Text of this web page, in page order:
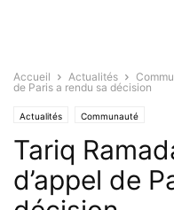
Accueil Actualités
de Paris a rendu sa décision
Actualités Communauté
Tariq
d’appel de